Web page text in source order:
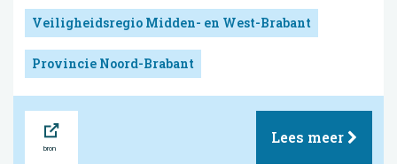
Veiligheidsregio Midden- en West-Brabant
Provincie Noord-Brabant
Lees meer